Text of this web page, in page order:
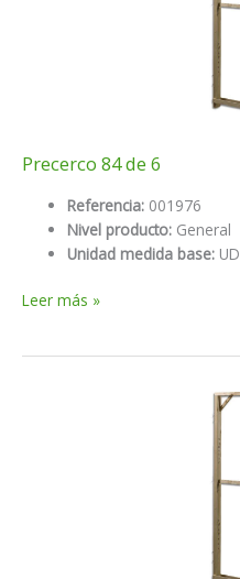
Precerco 84 de 6
Referencia: 001976
Nivel producto: General
Unidad medida base: UD
Precerco
Leer más »